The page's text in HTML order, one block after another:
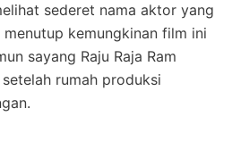
sederet nama aktor yang
kemungkinan film ini
sayang Raju Raja Ram
rumah produksi